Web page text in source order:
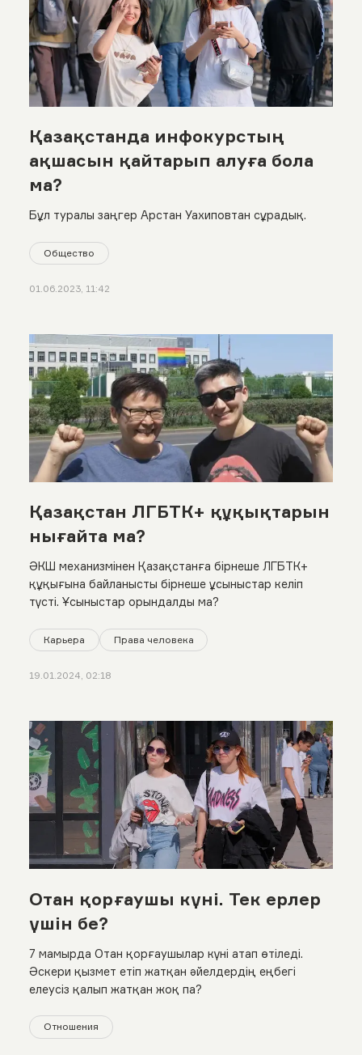
Қазақстанда инфокурстың
ақшасын қайтарып алуға бола
ма?
Бұл туралы заңгер Арстан Уахиповтан сұрадық.
Общество
01.06.2023, 11:42
Қазақстан ЛГБТК+ құқықтарын
нығайта ма?
ӘКШ механизмінен Қазақстанға бірнеше ЛГБТК+
құқығына байланысты бірнеше ұсыныстар келіп
түсті. Ұсыныстар орындалды ма?
Карьера Права человека
19.01.2024, 02:18
Отан қорғаушы күні. Тек ерлер
үшін бе?
7 мамырда Отан қорғаушылар күні атап өтіледі.
Әскери қызмет етіп жатқан әйелдердің еңбегі
елеусіз қалып жатқан жоқ па?
Отношения